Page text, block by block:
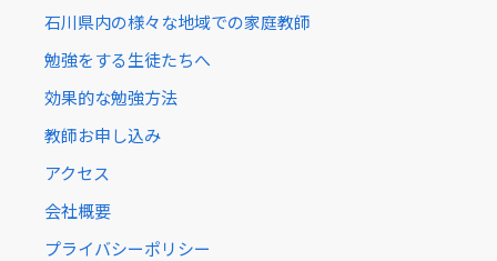
石川県内の様々な地域での家庭教師
勉強をする生徒たちへ
効果的な勉強方法
教師お申し込み
アクセス
会社概要
プライバシーポリシー